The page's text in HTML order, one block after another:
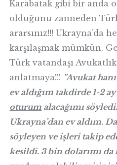
Karabatak gibi bir anda
olduğunu zanneden
ararsınız!!! Ukrayna’da
karşılaşmak mümkün.
Türk vatandaşı
anlatmaya!!! ”Avukat
ev aldığım takdirde 1-2
oturum alacağımı
Ukrayna’dan ev aldım.
söyleyen ve işleri takip
kesildi. 3 bin dolarımı da